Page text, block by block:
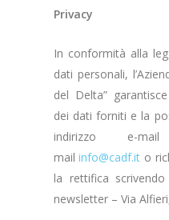
Privacy
In conformità alla
dati personali,
del Delta”
dei dati forniti e la
indirizzo e-
mailinfo@cadf.it o
la rettifica
newsletter – Via